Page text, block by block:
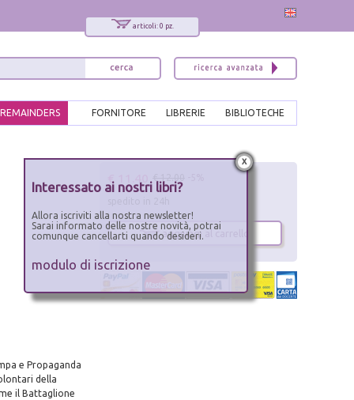
articoli: 0 pz.
BIBLIOTECHE
LIBRERIE
FORNITORE
REMAINDERS
e Propaganda
della
il Battaglione
€ 11.40
aggiungi al carrello
x
Interessato ai nostri libri?
Allora iscriviti alla nostra newsletter!
Sarai informato delle nostre novità, potrai
comunque cancellarti quando desideri.
modulo di iscrizione